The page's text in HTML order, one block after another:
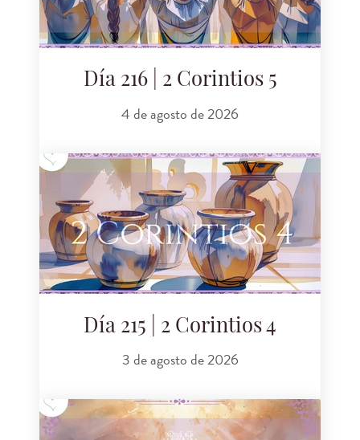
Día 216 | 2 Corintios 5
4 de agosto de 2026
Día 215 | 2 Corintios 4
3 de agosto de 2026